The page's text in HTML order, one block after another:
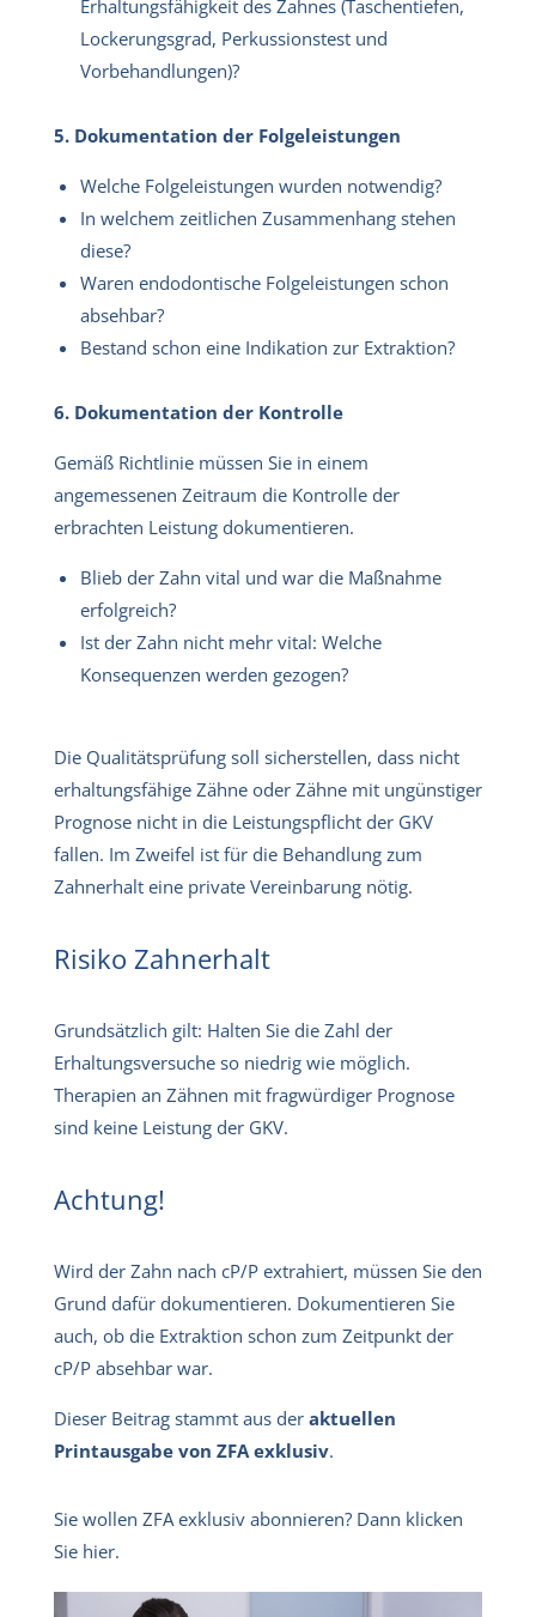
Erhaltungsfähigkeit des Zahnes (Taschentiefen,
Lockerungsgrad, Perkussionstest und
Vorbehandlungen)?
5. Dokumentation der Folgeleistungen
Welche Folgeleistungen wurden notwendig?
In welchem zeitlichen Zusammenhang stehen
diese?
Waren endodontische Folgeleistungen schon
absehbar?
Bestand schon eine Indikation zur Extraktion?
6. Dokumentation der Kontrolle
Gemäß Richtlinie müssen Sie in einem
angemessenen Zeitraum die Kontrolle der
erbrachten Leistung dokumentieren.
Blieb der Zahn vital und war die Maßnahme
erfolgreich?
Ist der Zahn nicht mehr vital: Welche
Konsequenzen werden gezogen?
Die Qualitätsprüfung soll sicherstellen, dass nicht
erhaltungsfähige Zähne oder Zähne mit ungünstiger
Prognose nicht in die Leistungspflicht der GKV
fallen. Im Zweifel ist für die Behandlung zum
Zahnerhalt eine private Vereinbarung nötig.
Risiko Zahnerhalt
Grundsätzlich gilt: Halten Sie die Zahl der
Erhaltungsversuche so niedrig wie möglich.
Therapien an Zähnen mit fragwürdiger Prognose
sind keine Leistung der GKV.
Achtung!
Wird der Zahn nach cP/P extrahiert, müssen Sie den
Grund dafür dokumentieren. Dokumentieren Sie
auch, ob die Extraktion schon zum Zeitpunkt der
cP/P absehbar war.
Dieser Beitrag stammt aus der aktuellen
Printausgabe von ZFA exklusiv.
Sie wollen ZFA exklusiv abonnieren? Dann klicken
Sie hier.